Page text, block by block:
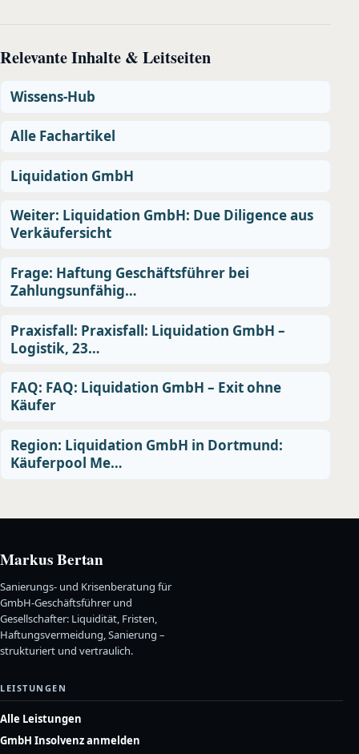
Relevante Inhalte & Leitseiten
Wissens-Hub
Alle Fachartikel
Liquidation GmbH
Weiter: Liquidation GmbH: Due Diligence aus
Verkäufersicht
Frage: Haftung Geschäftsführer bei
Zahlungsunfähig…
Praxisfall: Praxisfall: Liquidation GmbH –
Logistik, 23…
FAQ: FAQ: Liquidation GmbH – Exit ohne
Käufer
Region: Liquidation GmbH in Dortmund:
Käuferpool Me…
Markus Bertan
Sanierungs- und Krisenberatung für
GmbH-Geschäftsführer und
Gesellschafter: Liquidität, Fristen,
Haftungsvermeidung, Sanierung –
strukturiert und vertraulich.
LEISTUNGEN
Alle Leistungen
GmbH Insolvenz anmelden